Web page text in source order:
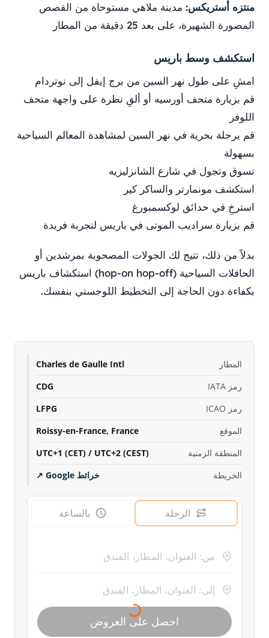
منتزه أستريكس: مدينة ملاهي مستوحاة من القصص
المصورة الشهيرة، على بعد 25 دقيقة من المطار
استكشف وسط باريس
امشِ على طول نهر السين من برج إيفل إلى نوتردام
قم بزيارة متحف أورسيه أو ألقِ نظرة على واجهة متحف
اللوفر
قم برحلة بحرية في نهر السين لمشاهدة المعالم السياحية
بسهولة
تسوق وتجول في شارع الشانزليزيه
استكشف مونمارتر والساكر كير
استرخِ في حدائق لوكسمبورغ
قم بزيارة سراديب الموتى في باريس لتجربة فريدة
بدلاً من ذلك، تتيح لك الجولات المصحوبة بمرشدين أو
الحافلات السياحية (hop-on hop-off) استكشاف باريس
بكفاءة دون الحاجة إلى التخطيط اللوجستي بنفسك.
المطار
Charles de Gaulle Intl
رمز IATA
CDG
رمز ICAO
LFPG
الموقع
Roissy-en-France, France
المنطقة الزمنية
UTC+1 (CET) / UTC+2 (CEST)
الخريطة
خرائط Google ↗